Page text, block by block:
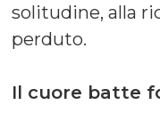
solitudine, alla
perduto.
Il cuore batte